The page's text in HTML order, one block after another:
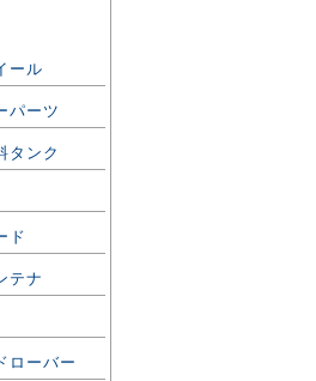
ール
パーツ
タンク
ド
テナ
ローバー